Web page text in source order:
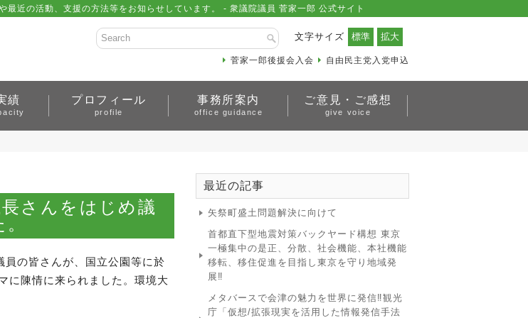
近の活動、支援の方法等をお知らせしています。 - 衆議院議員 菅家一郎 公式サイト
文字サイズ
自由民主党入党申込
菅家一郎後援会入会
績 プロフィール
profile
事務所案内
office guidance
ご意見・ご感想
give voice
さんをはじめ議
の皆さんが、国立公園等に於
に陳情に来られました。環境大
最近の記事
矢祭町盛土問題解決に向けて
首都直下型地震対策バックヤード構想 東京
一極集中の是正、分散、社会機能、本社機能
移転、移住促進を目指し東京を守り地域発
展‼
メタバースで会津の魅力を世界に発信‼観光
庁「仮想/拡張現実を活用した情報発信手法